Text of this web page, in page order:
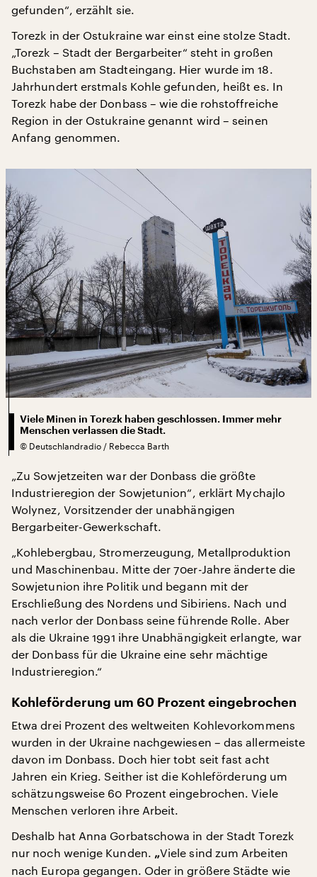
gefunden“, erzählt sie.
Torezk in der Ostukraine war einst eine stolze Stadt.
„Torezk – Stadt der Bergarbeiter“ steht in großen
Buchstaben am Stadteingang. Hier wurde im 18.
Jahrhundert erstmals Kohle gefunden, heißt es. In
Torezk habe der Donbass – wie die rohstoffreiche
Region in der Ostukraine genannt wird – seinen
Anfang genommen.
Viele Minen in Torezk haben geschlossen. Immer mehr
Menschen verlassen die Stadt.
© Deutschlandradio / Rebecca Barth
„Zu Sowjetzeiten war der Donbass die größte
Industrieregion der Sowjetunion“, erklärt Mychajlo
Wolynez, Vorsitzender der unabhängigen
Bergarbeiter-Gewerkschaft.
„Kohlebergbau, Stromerzeugung, Metallproduktion
und Maschinenbau. Mitte der 70er-Jahre änderte die
Sowjetunion ihre Politik und begann mit der
Erschließung des Nordens und Sibiriens. Nach und
nach verlor der Donbass seine führende Rolle. Aber
als die Ukraine 1991 ihre Unabhängigkeit erlangte, war
der Donbass für die Ukraine eine sehr mächtige
Industrieregion.“
Kohleförderung um 60 Prozent eingebrochen
Etwa drei Prozent des weltweiten Kohlevorkommens
wurden in der Ukraine nachgewiesen – das allermeiste
davon im Donbass. Doch hier tobt seit fast acht
Jahren ein Krieg. Seither ist die Kohleförderung um
schätzungsweise 60 Prozent eingebrochen. Viele
Menschen verloren ihre Arbeit.
Deshalb hat Anna Gorbatschowa in der Stadt Torezk
nur noch wenige Kunden. „Viele sind zum Arbeiten
nach Europa gegangen. Oder in größere Städte wie